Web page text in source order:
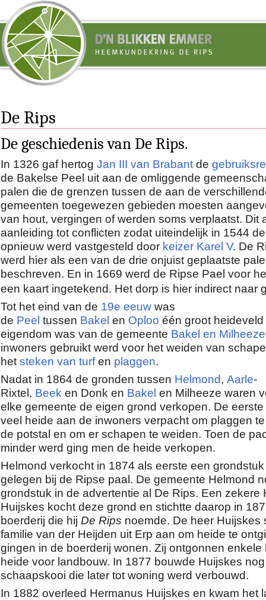
De Rips
De geschiedenis van De Rips.
In 1326 gaf hertog Jan III van Brabant de
de Bakelse Peel uit aan de omliggende
palen die de grenzen tussen de aan de
gemeenten toegewezen gebieden moesten
van hout, vergingen of werden soms verplaatst. Dit
aanleiding tot conflicten zodat uiteindelijk in 1544
opnieuw werd vastgesteld door keizer Karel V. De
werd hier als een van de drie onjuist geplaatste
beschreven. En in 1669 werd de Ripse Pael voor
een kaart ingetekend. Het dorp is hier indirect naar
Tot het eind van de 19e eeuw was
de Peel tussen Bakel en Oploo één groot heideveld
eigendom was van de gemeente Bakel en Milheeze
inwoners gebruikt werd voor het weiden van
het steken van turfen plaggen.
Nadat in 1864 de gronden tussen Helmond, Aarle-
Rixtel, Beek en Donk en Bakel en Milheeze waren
elke gemeente de eigen grond verkopen. De
veel heide aan de inwoners verpacht om plaggen
de potstal en om er schapen te weiden. Toen de
minder werd ging men de heide verkopen.
Helmond verkocht in 1874 als eerste een
gelegen bij de Ripse paal. De gemeente Helmond
grondstuk in de advertentie al De Rips. Een zekere
Huijskes kocht deze grond en stichtte daarop in
boerderij die hij De Rips noemde. De heer Huijskes
familie van der Heijden uit Erp aan om heide te
gingen in de boerderij wonen. Zij ontgonnen enkele
heide voor landbouw. In 1877 bouwde Huijskes
schaapskooi die later tot woning werd verbouwd.
In 1882 overleed Hermanus Huijskes en kwam het